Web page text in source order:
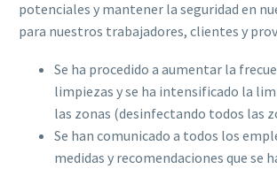
potenciales y mantener la seguridad en
para nuestros trabajadores, clientes y
Se ha procedido a aumentar la
limpiezas y se ha intensificado la
las zonas (desinfectando todos las
Se han comunicado a todos los
medidas y recomendaciones que se